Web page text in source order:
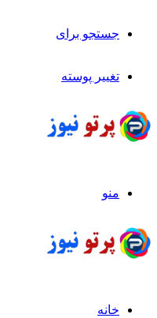
جستجو برای
تغییر پوسته
منو
خانه